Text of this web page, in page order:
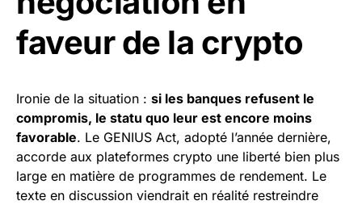
faveur de la crypto
Ironie de la situation : si les banques refusent le
compromis, le statu quo leur est encore moins
favorable. Le GENIUS Act, adopté l’année dernière,
accorde aux plateformes crypto une liberté bien plus
large en matière de programmes de rendement. Le
texte en discussion viendrait en réalité restreindre